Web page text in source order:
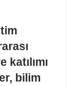
bilim